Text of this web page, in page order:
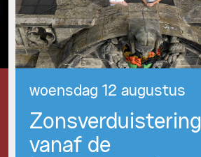
woensdag 12 augustus
Zonsverduistering
vanaf de